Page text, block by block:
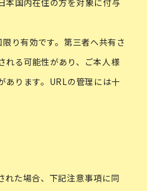
本国内在住の方を対象に付与
り有効です。第三者へ共有さ
れる可能性があり、ご本人様
あります。URLの管理には十
れた場合、下記注意事項に同